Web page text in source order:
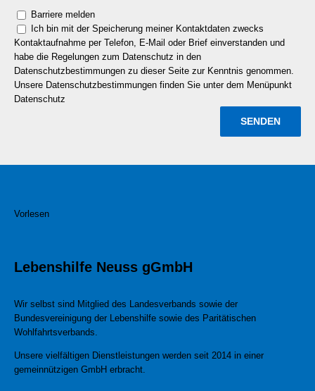
Barriere melden
Ich bin mit der Speicherung meiner Kontaktdaten zwecks
Kontaktaufnahme per Telefon, E-Mail oder Brief einverstanden und
habe die Regelungen zum Datenschutz in den
Datenschutzbestimmungen zu dieser Seite zur Kenntnis genommen.
Unsere Datenschutzbestimmungen finden Sie unter dem Menüpunkt
Datenschutz
Vorlesen
Lebenshilfe Neuss gGmbH
Wir selbst sind Mitglied des Landesverbands sowie der
Bundesvereinigung der Lebenshilfe sowie des Paritätischen
Wohlfahrtsverbands.
Unsere vielfältigen Dienstleistungen werden seit 2014 in einer
gemeinnützigen GmbH erbracht.